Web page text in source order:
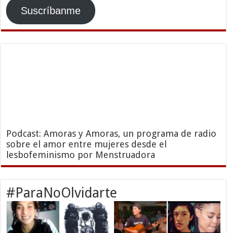
Suscríbanme
Podcast: Amoras y Amoras, un programa de radio
sobre el amor entre mujeres desde el
lesbofeminismo por Menstruadora
#ParaNoOlvidarte